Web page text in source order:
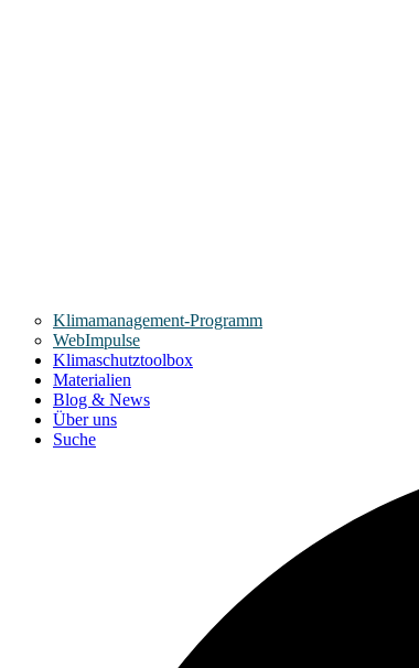
Klimamanagement-Programm
WebImpulse
Klimaschutztoolbox
Materialien
Blog & News
Über uns
Suche